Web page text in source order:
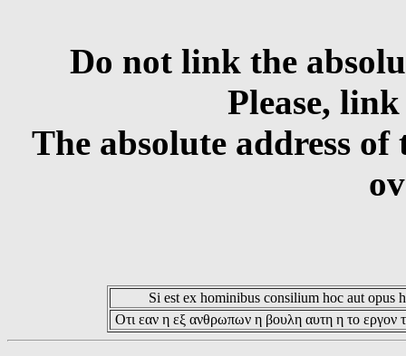
Do not link the
Please,
The absolute address
Si est ex hominibus consilium hoc aut opus
Οτι εαν η εξ ανθρωπων η βουλη αυτη η το εργον